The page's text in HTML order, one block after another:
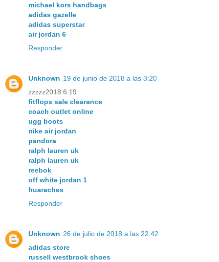
michael kors handbags
adidas gazelle
adidas superstar
air jordan 6
Responder
Unknown 19 de junio de 2018 a las 3:20
zzzzz2018.6.19
fitflops sale clearance
coach outlet online
ugg boots
nike air jordan
pandora
ralph lauren uk
ralph lauren uk
reebok
off white jordan 1
huaraches
Responder
Unknown 26 de julio de 2018 a las 22:42
adidas store
russell westbrook shoes